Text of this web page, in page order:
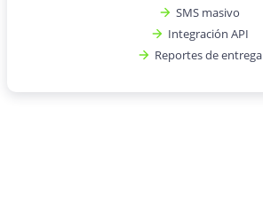
SMS masivo
Integración API
Reportes de entrega